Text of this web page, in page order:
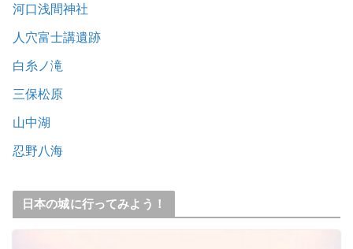
河口浅間神社
人穴富士講遺跡
白糸ノ滝
三保松原
山中湖
忍野八海
日本の城に行ってみよう！